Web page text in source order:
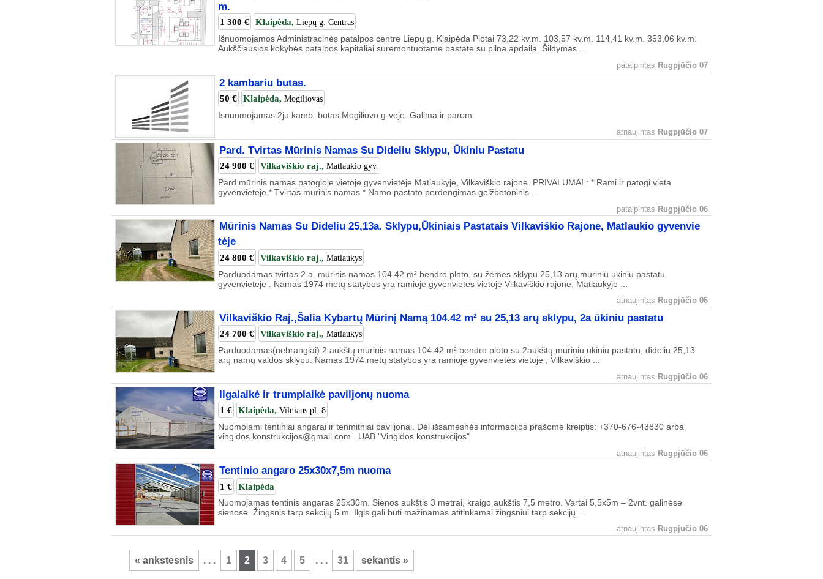
m.
1 300 € Klaipėda, Liepų g. Centras
Išnuomojamos Administracinės patalpos centre Liepų g. Klaipėda Plotai 73,22 kv.m. 103,57 kv.m. 114,41 kv.m. 353,06 kv.m.
Aukščiausios kokybės patalpos kapitaliai suremontuotame pastate su pilna apdaila. Šildymas ...
patalpintas Rugpjūčio 07
2 kambariu butas.
50 € Klaipėda, Mogiliovas
Isnuomojamas 2ju kamb. butas Mogiliovo g-veje. Galima ir parom.
atnaujintas Rugpjūčio 07
Pard. Tvirtas Mūrinis Namas Su Dideliu Sklypu, Ūkiniu Pastatu
24 900 € Vilkaviškio raj., Matlaukio gyv.
Pard.mūrinis namas patogioje vietoje gyvenvietėje Matlaukyje, Vilkaviškio rajone. PRIVALUMAI : * Rami ir patogi vieta
gyvenvietėje * Tvirtas mūrinis namas * Namo pastato perdengimas gelžbetoninis ...
patalpintas Rugpjūčio 06
Mūrinis Namas Su Dideliu 25,13a. Sklypu,Ūkiniais Pastatais Vilkaviškio Rajone, Matlaukio gyvenvie
tėje
24 800 € Vilkaviškio raj., Matlaukys
Parduodamas tvirtas 2 a. mūrinis namas 104.42 m² bendro ploto, su žemės sklypu 25,13 arų,mūriniu ūkiniu pastatu
gyvenvietėje . Namas 1974 metų statybos yra ramioje gyvenvietės vietoje Vilkaviškio rajone, Matlaukyje ...
atnaujintas Rugpjūčio 06
Vilkaviškio Raj.,Šalia Kybartų Mūrinį Namą 104.42 m² su 25,13 arų sklypu, 2a ūkiniu pastatu
24 700 € Vilkaviškio raj., Matlaukys
Parduodamas(nebrangiai) 2 aukštų mūrinis namas 104.42 m² bendro ploto su 2aukštų mūriniu ūkiniu pastatu, dideliu 25,13
arų namų valdos sklypu. Namas 1974 metų statybos yra ramioje gyvenvietės vietoje , Vilkaviškio ...
atnaujintas Rugpjūčio 06
Ilgalaikė ir trumplaikė paviljonų nuoma
1 € Klaipėda, Vilniaus pl. 8
Nuomojami tentiniai angarai ir tenmitniai paviljonai. Dėl išsamesnės informacijos prašome kreiptis: +370-676-43830 arba
vingidos.konstrukcijos@gmail.com . UAB "Vingidos konstrukcijos"
atnaujintas Rugpjūčio 06
Tentinio angaro 25x30x7,5m nuoma
1 € Klaipėda
Nuomojamas tentinis angaras 25x30m. Sienos aukštis 3 metrai, kraigo aukštis 7,5 metro. Vartai 5,5x5m – 2vnt. galinėse
sienose. Žingsnis tarp sekcijų 5 m. Ilgis gali būti mažinamas atitinkamai žingsniui tarp sekcijų ...
atnaujintas Rugpjūčio 06
« ankstesnis . . . 1 2 3 4 5 . . . 31 sekantis »